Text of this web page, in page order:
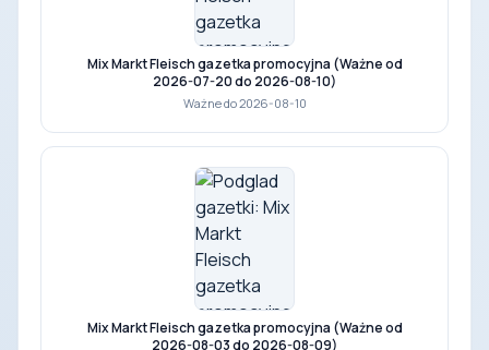
Mix Markt Fleisch gazetka promocyjna (Ważne od
2026-07-20 do 2026-08-10)
Ważne do 2026-08-10
Mix Markt Fleisch gazetka promocyjna (Ważne od
2026-08-03 do 2026-08-09)